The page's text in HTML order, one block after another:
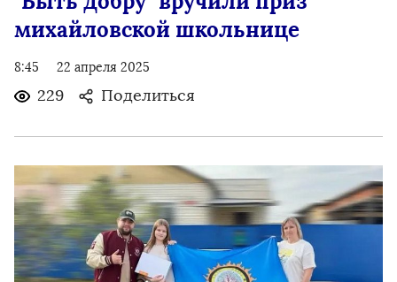
михайловской школьнице
8:45 22 апреля 2025
229 Поделиться